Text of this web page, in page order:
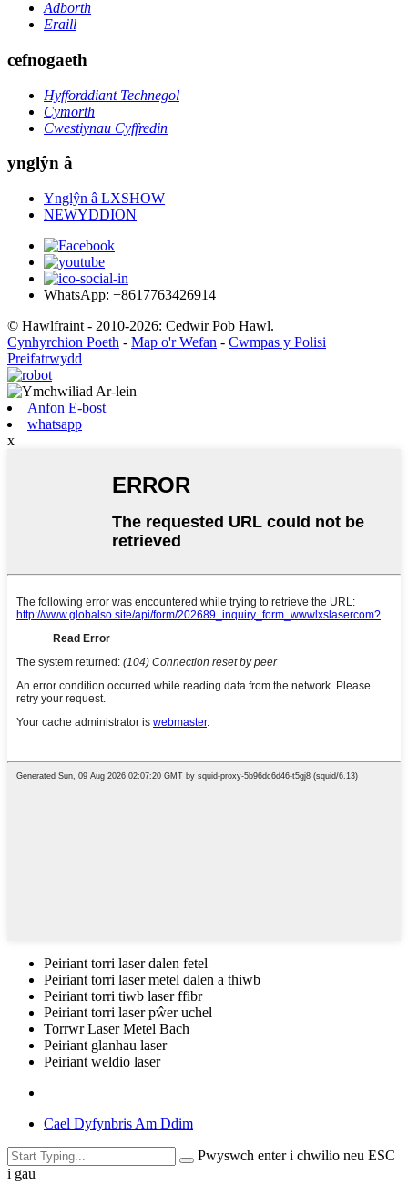
Adborth
Eraill
cefnogaeth
Hyfforddiant Technegol
Cymorth
Cwestiynau Cyffredin
ynglŷn â
Ynglŷn â LXSHOW
NEWYDDION
WhatsApp: +8617763426914
© Hawlfraint - 2010-2026: Cedwir Pob Hawl.
Cynhyrchion Poeth - Map o'r Wefan - Cwmpas y Polisi
Preifatrwydd
Anfon E-bost
whatsapp
x
Peiriant torri laser dalen fetel
Peiriant torri laser metel dalen a thiwb
Peiriant torri tiwb laser ffibr
Peiriant torri laser pŵer uchel
Torrwr Laser Metel Bach
Peiriant glanhau laser
Peiriant weldio laser
Cael Dyfynbris Am Ddim
Pwyswch enter i chwilio neu ESC
i gau